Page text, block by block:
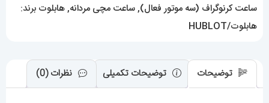
ساعت کرنوگراف (سه موتور فعال),ساعت مچی مردانه,هابلوت برند:
هابلوت/HUBLOT
توضیحات توضیحات تکمیلی نظرات (0)